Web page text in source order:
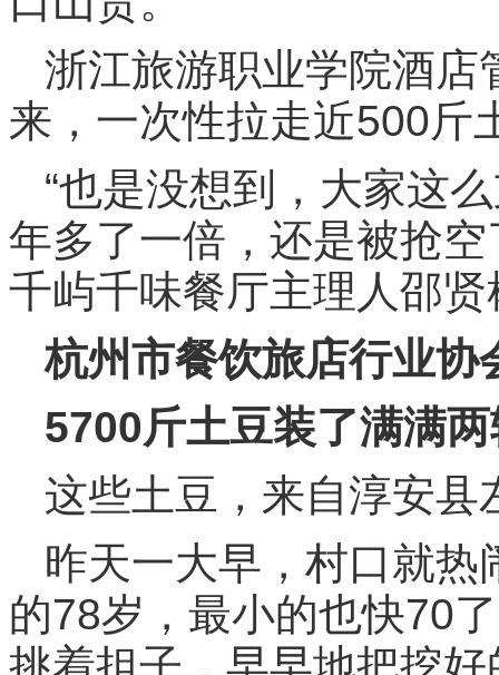
浙江旅游职业学院酒店
来，一次性拉走近500斤
“也是没想到，大家这
年多了一倍，还是被抢空
千屿千味餐厅主理人邵
杭州市餐饮旅店行业协
5700斤土豆装了满满
这些土豆，来自淳安县
昨天一大早，村口就
的78岁，最小的也快70